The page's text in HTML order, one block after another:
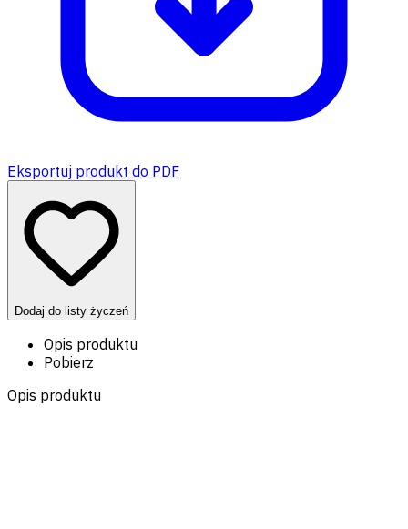
Eksportuj produkt do PDF
Dodaj do listy życzeń
Opis produktu
Pobierz
Opis produktu